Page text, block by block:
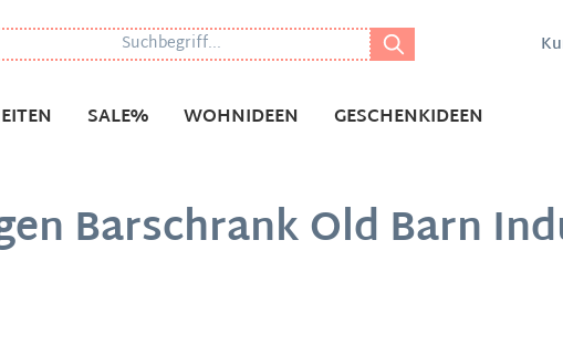
SALE% WOHNIDEEN GESCHENKIDEEN
Barschrank Old Barn